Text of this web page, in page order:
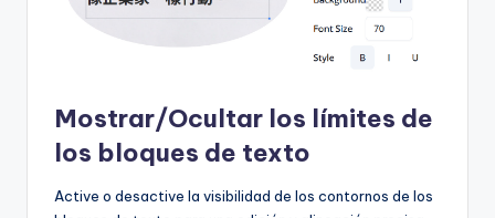
Mostrar/Ocultar los límites de
los bloques de texto
Active o desactive la visibilidad de los contornos de los